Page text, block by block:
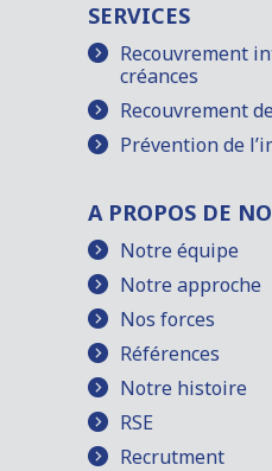
SERVICES
Recouvrement
créances
Recouvrement
Prévention de
A PROPOS DE
Notre équipe
Notre approche
Nos forces
Références
Notre histoire
RSE
Recrutment